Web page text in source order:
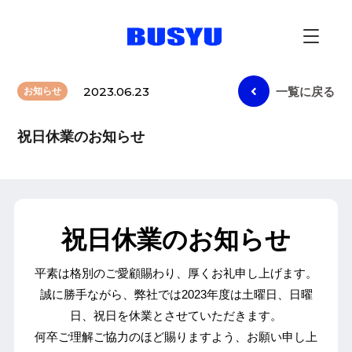
お知らせ 2023.06.23 一覧に戻る
祝日休業のお知らせ
祝日休業のお知らせ
平素は格別のご愛顧賜わり、厚くお礼申し上げます。
誠に勝手ながら、弊社では2023年度は土曜日、日曜
日、祝日を休業とさせていただきます。
何卒ご理解ご協力のほど賜りますよう、お願い申し上